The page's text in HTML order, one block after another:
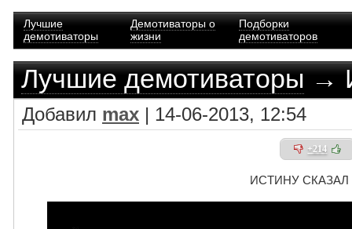
Лучшие
демотиваторы
Демотиваторы о
жизни
Подборки
демотиваторов
Лучшие демотиваторы→
Добавил max | 14-06-2013, 12:54
+214
ИСТИНУ СКАЗАЛ